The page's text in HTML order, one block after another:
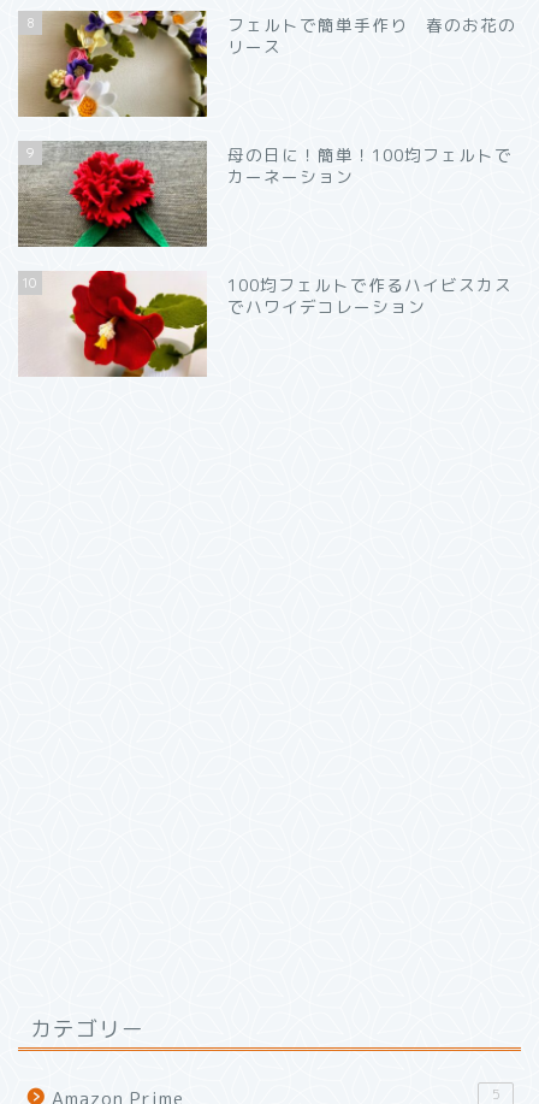
8
フェルトで簡単手作り 春のお花の
リース
9
母の日に！簡単！100均フェルトで
カーネーション
10
100均フェルトで作るハイビスカス
でハワイデコレーション
カテゴリー
Amazon Prime 5